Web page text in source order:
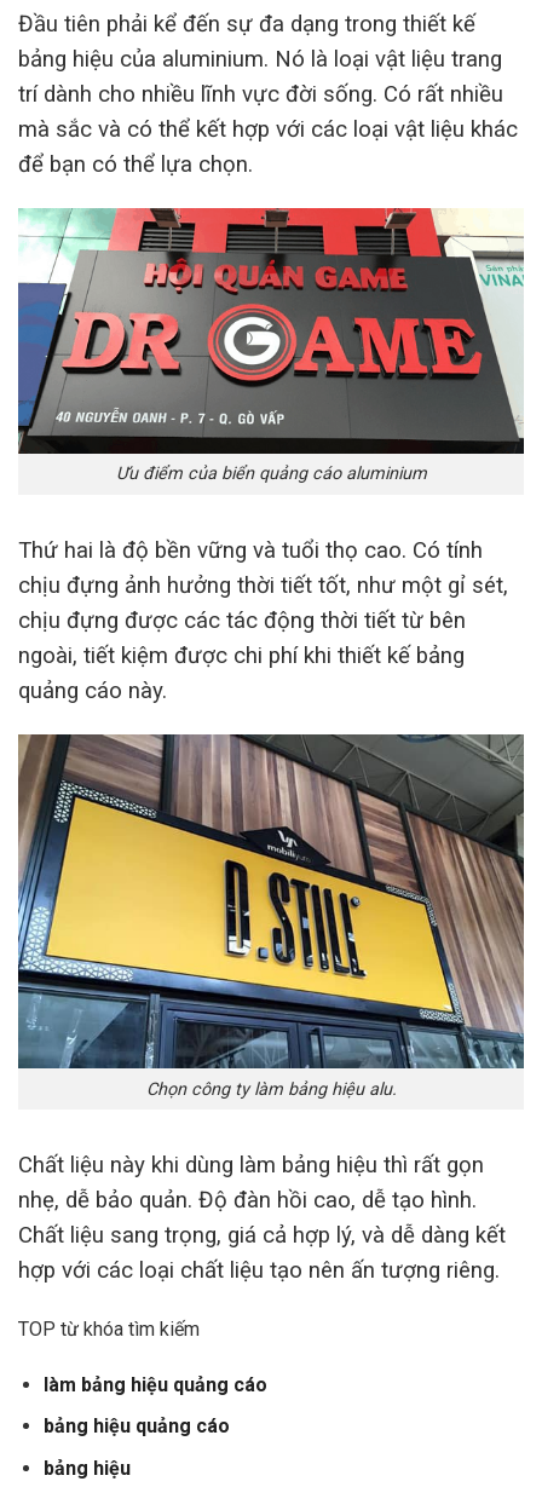
Đầu tiên phải kể đến sự đa dạng trong thiết kế
bảng hiệu của aluminium. Nó là loại vật liệu trang
trí dành cho nhiều lĩnh vực đời sống. Có rất nhiều
mà sắc và có thể kết hợp với các loại vật liệu khác
để bạn có thể lựa chọn.
Ưu điểm của biển quảng cáo aluminium
Thứ hai là độ bền vững và tuổi thọ cao. Có tính
chịu đựng ảnh hưởng thời tiết tốt, như một gỉ sét,
chịu đựng được các tác động thời tiết từ bên
ngoài, tiết kiệm được chi phí khi thiết kế bảng
quảng cáo này.
Chọn công ty làm bảng hiệu alu.
Chất liệu này khi dùng làm bảng hiệu thì rất gọn
nhẹ, dễ bảo quản. Độ đàn hồi cao, dễ tạo hình.
Chất liệu sang trọng, giá cả hợp lý, và dễ dàng kết
hợp với các loại chất liệu tạo nên ấn tượng riêng.
TOP từ khóa tìm kiếm
làm bảng hiệu quảng cáo
bảng hiệu quảng cáo
bảng hiệu